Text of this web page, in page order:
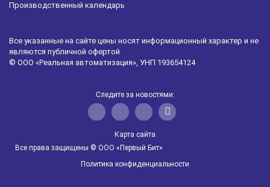
Производственный календарь
Все указанные на сайте цены носят информационный характер и не
являются публичной офертой
© ООО «Реальная автоматизация», УНП 193654124
Следите за новостями:
Карта сайта
Все права защищены © ООО «Первый Бит»
Политика конфиденциальности